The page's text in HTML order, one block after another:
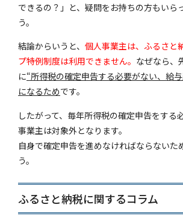
できるの？」と、疑問をお持ちの方もいら
う。
結論からいうと、 個人事業主は、ふるさと
プ特例制度は利用できません。 なぜなら、
に“所得税の確定申告する必要がない、給
になるためです。
したがって、毎年所得税の確定申告をする
事業主は対象外となります。
自身で確定申告を進めなければならないた
う。
ふるさと納税に関するコラム